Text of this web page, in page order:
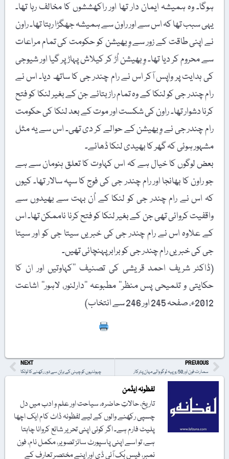
ہوگا۔ وہ ہمیشہ ایمان دار تھا اور راکھششوں کا مخالف رہا تھا۔
یہی سبب تھا کہ اس سے اور راون سے ہمیشہ جھگڑا رہتا تھا۔ راون
نے اپنی طاقت کے زور سے وِبھیشن کو حکومت کی تمام مراعات
سے محروم کر دیا تھا۔ وِبھیشن اُڑ کر کیلاش پہاڑ پر گیا اور شیوجی
کی ہدایت پر واپس آکر اس نے رام چندر جی کا ساتھ دیا۔ اس نے
رام چندر جی کو لنکا کے وہ تمام راز بتائے جن کے بغیر لنکا کو فتح
کرنا دشوار تھا۔ راون کی شکست اور موت کے بعد لنکا کی حکومت
رام چندر جی نے وِبھیشن کے حوالے کر دی تھی۔ اس سے یہ مثل
مشہور ہوئی کہ گھر کا بھیدی لنکا ڈھائے۔
بعض لوگوں کا خیال ہے کہ اس کہاوت کا تعلق ہنومان سے ہے
جو راون کا بھانجا اور رام چندر جی کی فوج کا سپہ سالار تھا۔ کیوں
کہ اس نے رام چندر جی کو لنکا کے اُن بہت سے بھیدوں سے
واقفیت کروائی تھی جن کے بغیر لنکا کو فتح کرنا ناممکن تھا۔ اس
کے علاوہ اس نے رام چندر جی کی خبریں سیتا جی کو اور سیتا
جی کی خبریں رام چندر جی کو برابر پہنچائی تھیں۔
(ڈاکٹر شریف احمد قریشی کی تصنیف ’’کہاوتیں اور ان کا
حکایتی و تلمیحی پس منظر‘‘ مطبوعہ ’’دارلنور، لاہور‘‘ اشاعت
2012ء، صفحہ 245 اور 246 سے انتخاب)
PREVIOUS
سمارٹ فون اور 50 روپیہ لوگو والے مہان پترکار
NEXT
چیونٹیوں کو چینی کے برتن سے دور رکھنے کا ٹوٹکا
لفظونہ ایڈمن
تاریخ، حالاتِ حاضرہ، سیاحت اور علم و ادب میں دل
چسپی رکھنے والوں کے لیے لفظونہ ڈاٹ کام ایک اچھا
پلیٹ فارم ہے۔ اگر کوئی اپنی تحریر شائع کروانا چاہتا
ہے، تو اسے اپنی پاسپورٹ سائز تصویر، مکمل نام، فون
نمبر، فیس بُک آئی ڈی اور اپنے مختصر تعارف کے